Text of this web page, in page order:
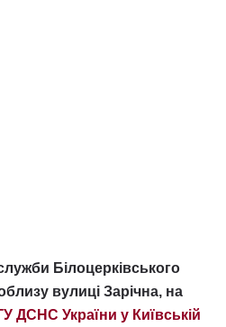
Білоцерківського
вулиці Зарічна, на
ДСНС України у Київській